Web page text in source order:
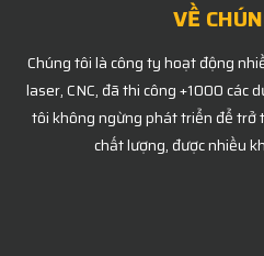
VỀ
Chúng tôi là công ty hoạt động
laser, CNC, đã thi công +1000 các
tôi không ngừng phát triển để trở
chất lượng, được nhiều